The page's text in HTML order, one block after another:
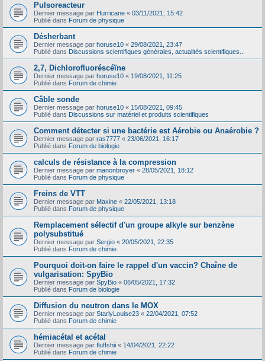
Pulsoreacteur
Dernier message par Hurricane « 03/11/2021, 15:42
Publié dans Forum de physique
Désherbant
Dernier message par horuse10 « 29/08/2021, 23:47
Publié dans Discussions scientifiques générales, actualités scientifiques...
2,7, Dichlorofluoréscéïne
Dernier message par horuse10 « 19/08/2021, 11:25
Publié dans Forum de chimie
Câble sonde
Dernier message par horuse10 « 15/08/2021, 09:45
Publié dans Discussions sur matériel et produits scientifiques
Comment détecter si une bactérie est Aérobie ou Anaérobie ?
Dernier message par ras7777 « 23/06/2021, 16:17
Publié dans Forum de biologie
calculs de résistance à la compression
Dernier message par manonbroyer « 28/05/2021, 18:12
Publié dans Forum de physique
Freins de VTT
Dernier message par Maxine « 22/05/2021, 13:18
Publié dans Forum de physique
Remplacement sélectif d'un groupe alkyle sur benzène
polysubstitué
Dernier message par Sergio « 20/05/2021, 22:35
Publié dans Forum de chimie
Pourquoi doit-on faire le rappel d'un vaccin? Chaîne de
vulgarisation: SpyBio
Dernier message par SpyBio « 06/05/2021, 17:32
Publié dans Forum de biologie
Diffusion du neutron dans le MOX
Dernier message par StarlyLouise23 « 22/04/2021, 07:52
Publié dans Forum de chimie
hémiacétal et acétal
Dernier message par fluffshii « 14/04/2021, 22:22
Publié dans Forum de chimie